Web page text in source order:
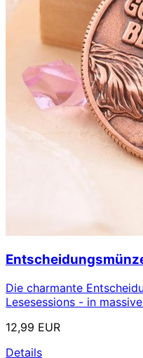
Die charmante
Lesesessions - in
12,99 EUR
Details